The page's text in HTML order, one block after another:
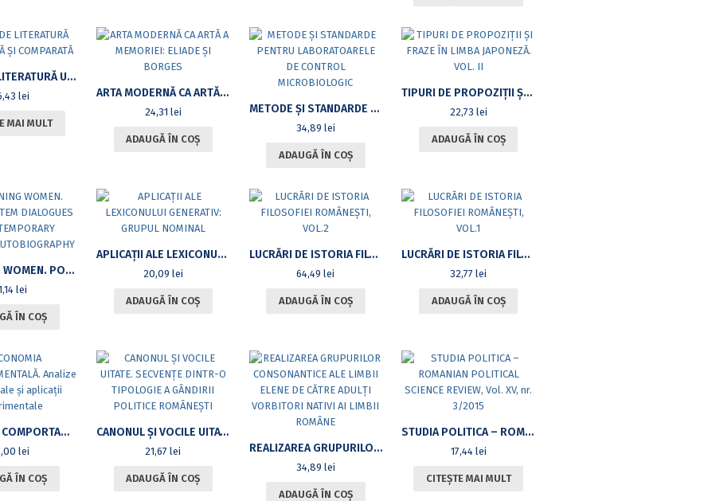
STUDII DE LITERATURĂ UNIVERSALĂ ŞI COMPARATĂ
lei
MAI MULT
ARTA MODERNĂ CA ARTĂ A MEMORIEI: ELIADE ŞI BORGES
24,31 lei
ADAUGĂ ÎN COȘ
METODE ŞI STANDARDE PENTRU LABORATOARELE DE CONTROL MICROBIOLOGIC
34,89 lei
ADAUGĂ ÎN COȘ
TIPURI DE PROPOZIŢII ŞI FRAZE ÎN LIMBA JAPONEZĂ. VOL. II
22,73 lei
ADAUGĂ ÎN COȘ
MOURNING WOMEN. POST-MORTEM DIALOGUES IN CONTEMPORARY AMERICAN AUTOBIOGRAPHY
lei
ÎN COȘ
APLICAŢII ALE LEXICONULUI GENERATIV: GRUPUL NOMINAL
20,09 lei
ADAUGĂ ÎN COȘ
LUCRĂRI DE ISTORIA FILOSOFIEI ROMÂNEŞTI, VOL.2
64,49lei
ADAUGĂ ÎN COȘ
LUCRĂRI DE ISTORIA FILOSOFIEI ROMÂNEŞTI, VOL.1
32,77lei
ADAUGĂ ÎN COȘ
ECONOMIA COMPORTAMENTALĂ. ANALIZE CONCEPTUALE ȘI APLICAȚII EXPERIMENTALE
lei
ÎN COȘ
CANONUL ŞI VOCILE UITATE. SECVENŢE DINTR-O TIPOLOGIE A GÂNDIRII POLITICE ROMÂNEŞTI
21,67lei
ADAUGĂ ÎN COȘ
REALIZAREA GRUPURILOR CONSONANTICE ALE LIMBII ELENE DE CĂTRE ADULŢI VORBITORI NATIVI AI LIMBII ROMÂNE
34,89 lei
ADAUGĂ ÎN COȘ
STUDIA POLITICA – ROMANIAN POLITICAL SCIENCE REVIEW, VOL. XV, NR. 3/2015
17,44 lei
CITEȘTE MAI MULT